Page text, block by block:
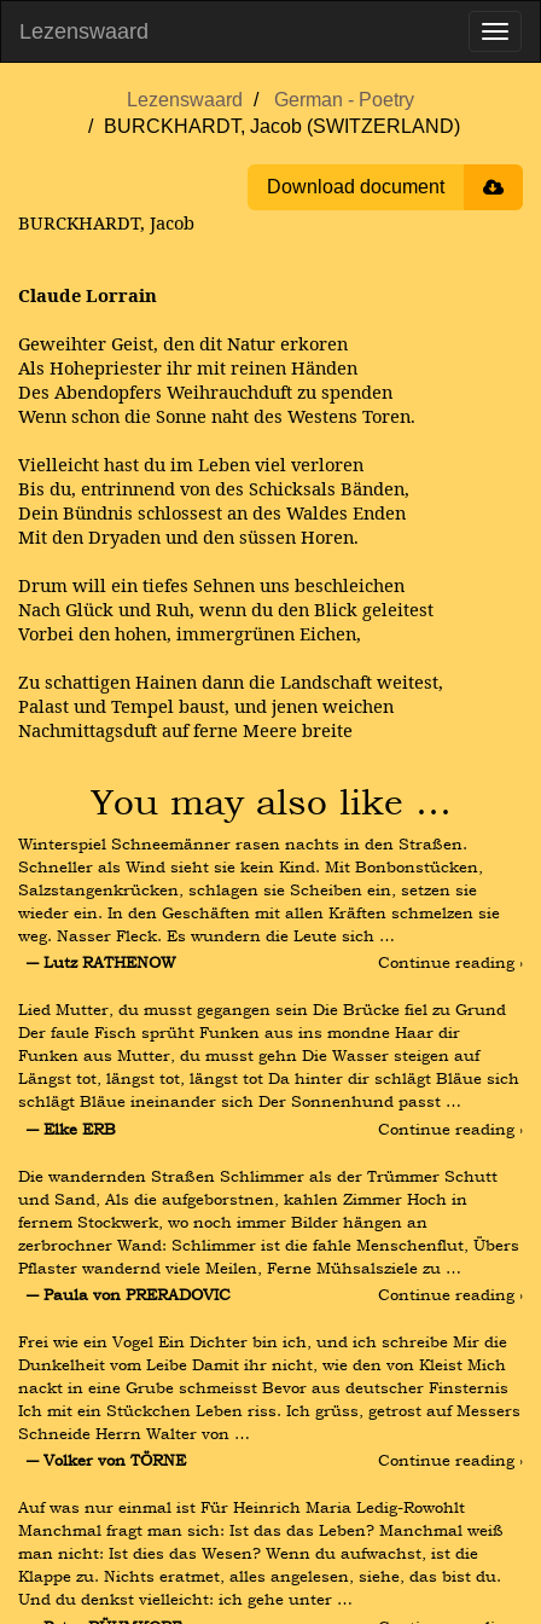
Lezenswaard
Lezenswaard
German - Poetry
BURCKHARDT, Jacob (SWITZERLAND)
Download document
BURCKHARDT, Jacob
Claude Lorrain
Geweihter Geist, den dit Natur erkoren
Als Hohepriester ihr mit reinen Händen
Des Abendopfers Weihrauchduft zu spenden
Wenn schon die Sonne naht des Westens Toren.
Vielleicht hast du im Leben viel verloren
Bis du, entrinnend von des Schicksals Bänden,
Dein Bündnis schlossest an des Waldes Enden
Mit den Dryaden und den süssen Horen.
Drum will ein tiefes Sehnen uns beschleichen
Nach Glück und Ruh, wenn du den Blick geleitest
Vorbei den hohen, immergrünen Eichen,
Zu schattigen Hainen dann die Landschaft weitest,
Palast und Tempel baust, und jenen weichen
Nachmittagsduft auf ferne Meere breite
You may also like …
Winterspiel Schneemänner rasen nachts in den Straßen.
Schneller als Wind sieht sie kein Kind. Mit Bonbonstücken,
Salzstangenkrücken, schlagen sie Scheiben ein, setzen sie
wieder ein. In den Geschäften mit allen Kräften schmelzen sie
weg. Nasser Fleck. Es wundern die Leute sich …
― Lutz RATHENOW
Continue reading ›
Lied Mutter, du musst gegangen sein Die Brücke fiel zu Grund
Der faule Fisch sprüht Funken aus ins mondne Haar dir
Funken aus Mutter, du musst gehn Die Wasser steigen auf
Längst tot, längst tot, längst tot Da hinter dir schlägt Bläue sich
schlägt Bläue ineinander sich Der Sonnenhund passt …
― Elke ERB
Continue reading ›
Die wandernden Straßen Schlimmer als der Trümmer Schutt
und Sand, Als die aufgeborstnen, kahlen Zimmer Hoch in
fernem Stockwerk, wo noch immer Bilder hängen an
zerbrochner Wand: Schlimmer ist die fahle Menschenflut, Übers
Pflaster wandernd viele Meilen, Ferne Mühsalsziele zu …
― Paula von PRERADOVIC
Continue reading ›
Frei wie ein Vogel Ein Dichter bin ich, und ich schreibe Mir die
Dunkelheit vom Leibe Damit ihr nicht, wie den von Kleist Mich
nackt in eine Grube schmeisst Bevor aus deutscher Finsternis
Ich mit ein Stückchen Leben riss. Ich grüss, getrost auf Messers
Schneide Herrn Walter von …
― Volker von TÖRNE
Continue reading ›
Auf was nur einmal ist Für Heinrich Maria Ledig-Rowohlt
Manchmal fragt man sich: Ist das das Leben? Manchmal weiß
man nicht: Ist dies das Wesen? Wenn du aufwachst, ist die
Klappe zu. Nichts eratmet, alles angelesen, siehe, das bist du.
Und du denkst vielleicht: ich gehe unter …